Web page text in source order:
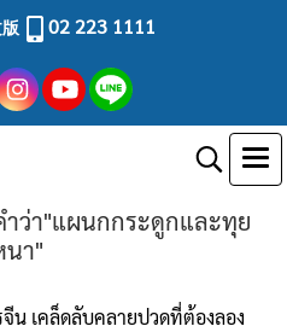
02 223 1111
ว่า"แผนกกระดูกและทุย
นา"
น เคล็ดลับคลายปวดที่ต้องลอง